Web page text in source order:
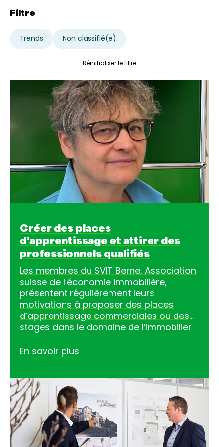
Filtre
Trends Non classifié(e)
Réinitialiser le filtre
Créer des places
d’apprentissage et attirer des
professionnels qualifiés
Les membres du SVIT Berne, Association
suisse de l’économie immobilière,
présentent régulièrement leurs
motivations à proposer des places
d’apprentissage commerciales ou des
stages dans le domaine de l’immobilier
campagne immofuture, le SVIT Berne
En savoir plus